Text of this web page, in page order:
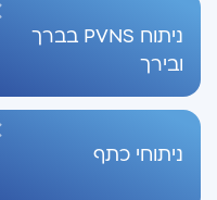
ניתוח PVNS בברך
ובירך
ניתוחי כתף